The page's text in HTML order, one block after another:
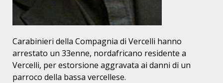
Carabinieri della Compagnia di Vercelli hanno
arrestato un 33enne, nordafricano residente a
Vercelli, per estorsione aggravata ai danni di un
parroco della bassa vercellese.